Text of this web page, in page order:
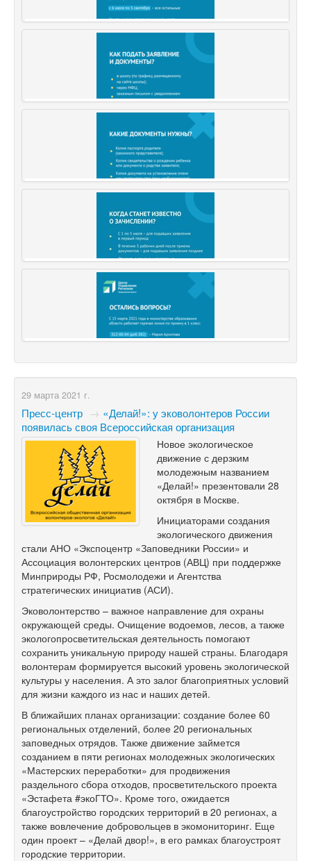
29 марта 2021 г.
Пресс-центр → ​«Делай!»: у эковолонтеров России
появилась своя Всероссийская организация
Новое экологическое
движение с дерзким
молодежным названием
«Делай!» презентовали 28
октября в Москве.
Инициаторами создания
экологического движения
стали АНО «Экспоцентр «Заповедники России» и
Ассоциация волонтерских центров (АВЦ) при поддержке
Минприроды РФ, Росмолодежи и Агентства
стратегических инициатив (АСИ).
Эковолонтерство – важное направление для охраны
окружающей среды. Очищение водоемов, лесов, а также
экологопросветительская деятельность помогают
сохранить уникальную природу нашей страны. Благодаря
волонтерам формируется высокий уровень экологической
культуры у населения. А это залог благоприятных условий
для жизни каждого из нас и наших детей.
В ближайших планах организации: создание более 60
региональных отделений, более 20 региональных
заповедных отрядов. Также движение займется
созданием в пяти регионах молодежных экологических
«Мастерских переработки» для продвижения
раздельного сбора отходов, просветительского проекта
«Эстафета #экоГТО». Кроме того, ожидается
благоустройство городских территорий в 20 регионах, а
также вовлечение добровольцев в экомониторинг. Еще
один проект – «Делай двор!», в его рамках благоустроят
городские территории.